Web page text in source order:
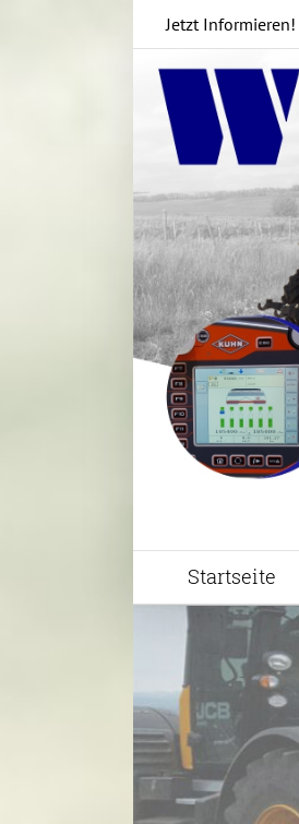
Jetzt Informieren!
Startseite